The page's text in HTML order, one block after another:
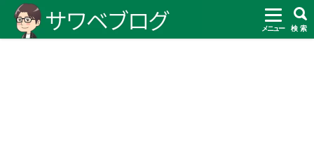
メニュー 検 索